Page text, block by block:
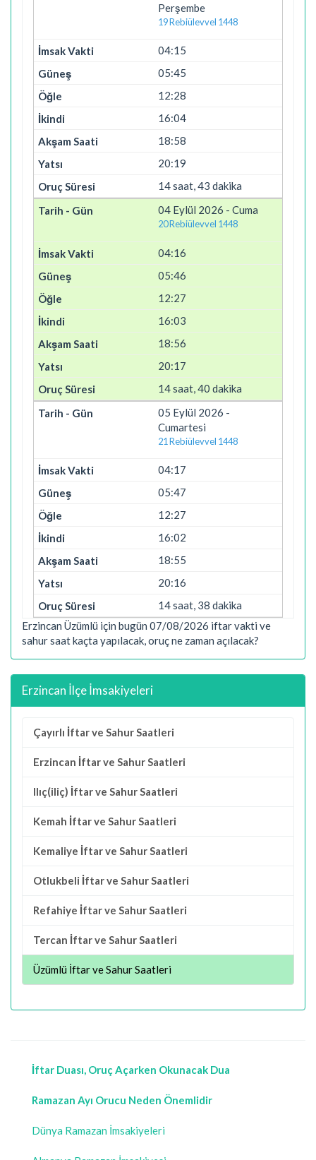
Perşembe
19 Rebiülevvel 1448
04:15
05:45
12:28
16:04
18:58
20:19
14 saat, 43 dakika
04 Eylül 2026 - Cuma
20 Rebiülevvel 1448
04:16
05:46
12:27
16:03
18:56
20:17
14 saat, 40 dakika
05 Eylül 2026 -
Cumartesi
21 Rebiülevvel 1448
04:17
05:47
12:27
16:02
18:55
20:16
14 saat, 38 dakika
Erzincan Üzümlü için bugün 07/08/2026 iftar vakti ve
sahur saat kaçta yapılacak, oruç ne zaman açılacak?
Erzincan İlçe İmsakiyeleri
Çayırlı İftar ve Sahur Saatleri
Erzincan İftar ve Sahur Saatleri
Ilıç(iliç) İftar ve Sahur Saatleri
Kemah İftar ve Sahur Saatleri
Kemaliye İftar ve Sahur Saatleri
Otlukbeli İftar ve Sahur Saatleri
Refahiye İftar ve Sahur Saatleri
Tercan İftar ve Sahur Saatleri
Üzümlü İftar ve Sahur Saatleri
İftar Duası, Oruç Açarken Okunacak Dua
Ramazan Ayı Orucu Neden Önemlidir
Dünya Ramazan İmsakiyeleri